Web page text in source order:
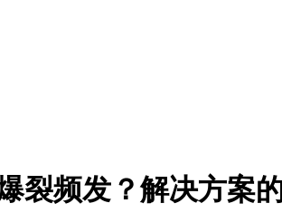
裂频发？解决方案